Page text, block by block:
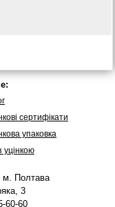
сертифікати
упаковка
уцінкою
м. Полтава
3
60-60